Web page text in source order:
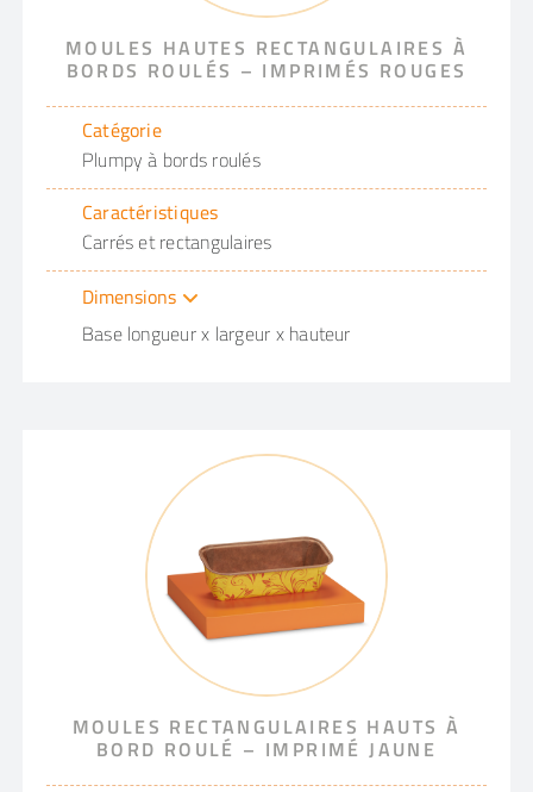
MOULES HAUTES RECTANGULAIRES À
BORDS ROULÉS – IMPRIMÉS ROUGES
Catégorie
Plumpy à bords roulés
Caractéristiques
Carrés et rectangulaires
Dimensions
Base longueur x largeur x hauteur
MOULES RECTANGULAIRES HAUTS À
BORD ROULÉ – IMPRIMÉ JAUNE